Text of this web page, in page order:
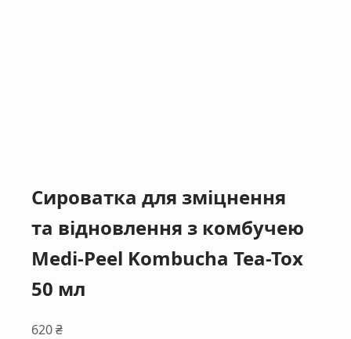
Сироватка для зміцнення
та відновлення з комбучею
Medi-Peel Kombucha Tea-Tox
50 мл
620₴